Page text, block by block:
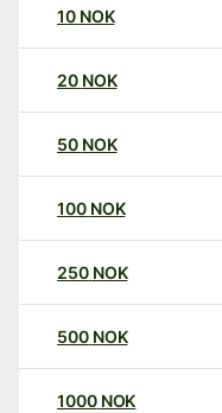
10 NOK
20 NOK
50 NOK
100 NOK
250 NOK
500 NOK
1000 NOK